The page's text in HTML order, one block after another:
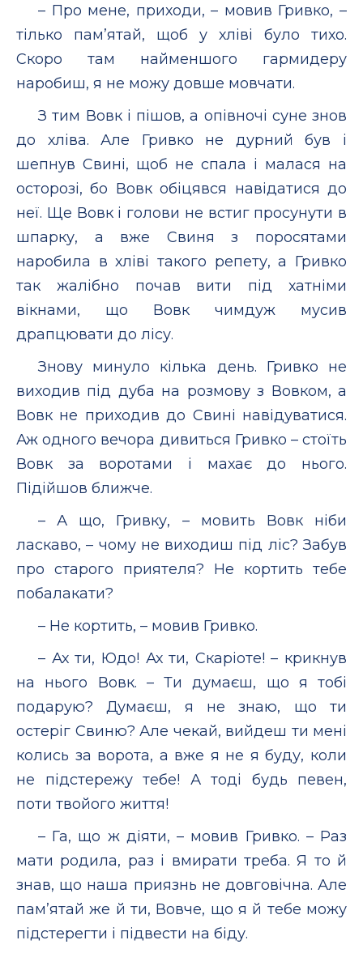
– Про мене, приходи, – мовив Гривко, –
тілько пам’ятай, щоб у хліві було тихо.
Скоро там найменшого гармидеру
наробиш, я не можу довше мовчати.
З тим Вовк і пішов, а опівночі суне знов
до хліва. Але Гривко не дурний був і
шепнув Свині, щоб не спала і малася на
осторозі, бо Вовк обіцявся навідатися до
неї. Ще Вовк і голови не встиг просунути в
шпарку, а вже Свиня з поросятами
наробила в хліві такого репету, а Гривко
так жалібно почав вити під хатніми
вікнами, що Вовк чимдуж мусив
драпцювати до лісу.
Знову минуло кілька день. Гривко не
виходив під дуба на розмову з Вовком, а
Вовк не приходив до Свині навідуватися.
Аж одного вечора дивиться Гривко – стоїть
Вовк за воротами і махає до нього.
Підійшов ближче.
– А що, Гривку, – мовить Вовк ніби
ласкаво, – чому не виходиш під ліс? Забув
про старого приятеля? Не кортить тебе
побалакати?
– Не кортить, – мовив Гривко.
– Ах ти, Юдо! Ах ти, Скаріоте! – крикнув
на нього Вовк. – Ти думаєш, що я тобі
подарую? Думаєш, я не знаю, що ти
остеріг Свиню? Але чекай, вийдеш ти мені
колись за ворота, а вже я не я буду, коли
не підстережу тебе! А тоді будь певен,
поти твойого життя!
– Га, що ж діяти, – мовив Гривко. – Раз
мати родила, раз і вмирати треба. Я то й
знав, що наша приязнь не довговічна. Але
пам’ятай же й ти, Вовче, що я й тебе можу
підстерегти і підвести на біду.